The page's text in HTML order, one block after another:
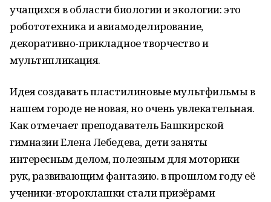
учащихся в области биологии и экологии: это
робототехника и авиамоделирование,
декоративно-прикладное творчество и
мультипликация.
Идея создавать пластилиновые мультфильмы в
нашем городе не новая, но очень увлекательная.
Как отмечает преподаватель Башкирской
гимназии Елена Лебедева, дети заняты
интересным делом, полезным для моторики
рук, развивающим фантазию. в прошлом году её
ученики-второклашки стали призёрами